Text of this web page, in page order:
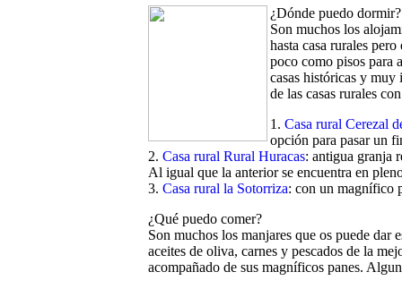
¿Dónde puedo dormir?
Son muchos los
hasta casa rurales
poco como pisos para
casas históricas y muy
de las casas rurales
1. Casa rural Cerezal
opción para pasar un
2. Casa rural Rural Huracas: antigua granja
Al igual que la anterior se encuentra en
3. Casa rural la Sotorriza: con un magnífico
¿Qué puedo comer?
Son muchos los manjares que os puede dar
aceites de oliva, carnes y pescados de la
acompañado de sus magníficos panes.